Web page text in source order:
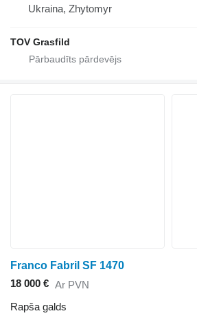
Ukraina, Zhytomyr
TOV Grasfild
Franco Fabril SF 1470
18 000 € Ar PVN
Rapša galds